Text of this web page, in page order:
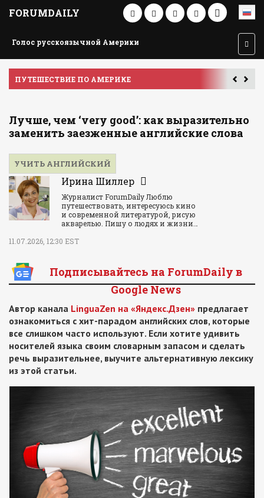
FORUMDAILY
Голос русскоязычной Америки
ПУТЕШЕСТВИЕ ПО АМЕРИКЕ
Лучше, чем ‘very good’: как выразительно
заменить заезженные английские слова
УЧИТЬ АНГЛИЙСКИЙ
Ирина Шиллер
Журналист ForumDaily Люблю
путешествовать, интересуюсь кино
и современной литературой, рисую
акварелью. Пишу о людях и жизни…
11.07.2026, 12:30 EST
Подписывайтесь на ForumDaily в
Google News
Автор канала LinguaZen на «Яндекс.Дзен» предлагает
ознакомиться с хит-парадом английских слов, которые
все слишком часто используют. Если хотите удивить
носителей языка своим словарным запасом и сделать
речь выразительнее, выучите альтернативную лексику
из этой статьи.